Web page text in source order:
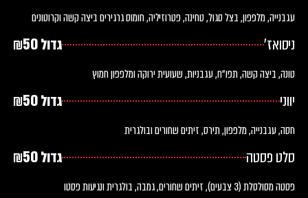
עגבנייה, מלפפון, בצל סגול, טחינה, פטרוזיליה, חומוס גרגירים ביצה קשה וקרוטונים
ניסואז' גדול ₪50
טונה, ביצה קשה, תפו"ח, עגבניות, שעועית ירוקה ומלפפון חמוץ
יווני גדול ₪50
חסה, עגבנייה, מלפפון, תירס, זיתים שחורים ובולגרית
סלט פסטה גדול ₪50
פסטה מסולסלת (3 צבעים), זיתים שחורים, גמבה, בולגרית ונגיעות פסטו